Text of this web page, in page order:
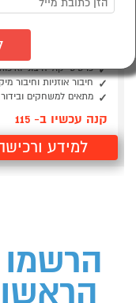
Blaster PLAY 3 USB
כרטיסי קול חיצוני
חיבור אוזניות וחיבור
מתאים למשחקים ובידור
קנה עכשיו ב- 115
למידע
הרשמו